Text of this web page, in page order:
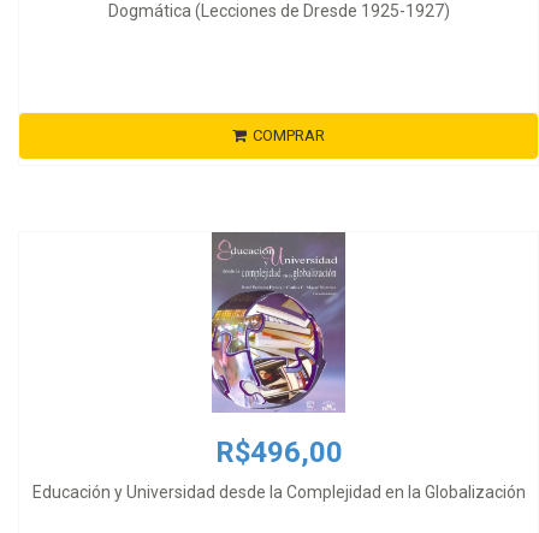
Dogmática (Lecciones de Dresde 1925-1927)
COMPRAR
R$496,00
Educación y Universidad desde la Complejidad en la Globalización